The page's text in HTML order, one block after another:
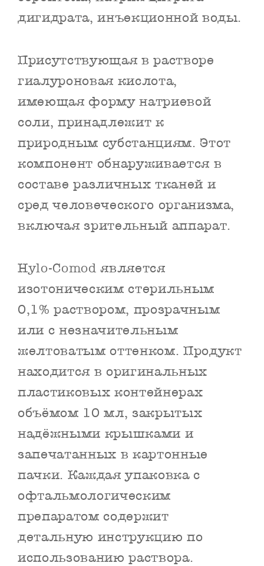
дигидрата, инъекционной воды.
Присутствующая в растворе
гиалуроновая кислота,
имеющая форму натриевой
соли, принадлежит к
природным субстанциям. Этот
компонент обнаруживается в
составе различных тканей и
сред человеческого организма,
включая зрительный аппарат.
Hylo-Comod является
изотоническим стерильным
0,1% раствором, прозрачным
или с незначительным
желтоватым оттенком. Продукт
находится в оригинальных
пластиковых контейнерах
объёмом 10 мл, закрытых
надёжными крышками и
запечатанных в картонные
пачки. Каждая упаковка с
офтальмологическим
препаратом содержит
детальную инструкцию по
использованию раствора.